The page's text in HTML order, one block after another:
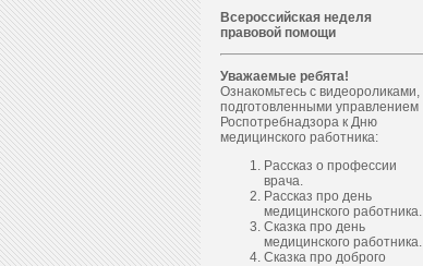
Всероссийская неделя
правовой помощи
Уважаемые ребята!
Ознакомьтесь с видеороликами,
подготовленными управлением
Роспотребнадзора к Дню
медицинского работника:
Рассказ о профессии
врача.
Рассказ про день
медицинского работника.
Сказка про день
медицинского работника.
Сказка про доброго